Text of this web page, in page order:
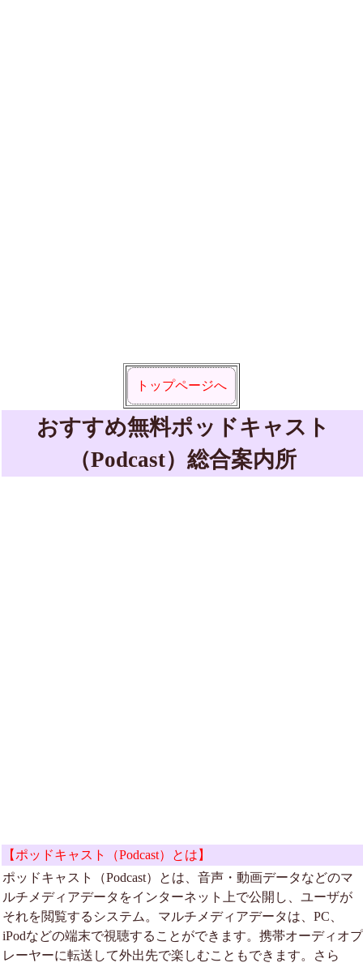
トップページへ
おすすめ無料ポッドキャスト
（Podcast）総合案内所
【ポッドキャスト（Podcast）とは】
ポッドキャスト（Podcast）とは、音声・動画データなどのマ
ルチメディアデータをインターネット上で公開し、ユーザが
それを閲覧するシステム。マルチメディアデータは、PC、
iPodなどの端末で視聴することができます。携帯オーディオプ
レーヤーに転送して外出先で楽しむこともできます。さら